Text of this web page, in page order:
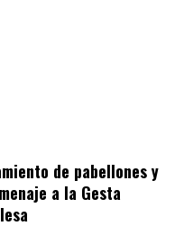
de pabellones y
a la Gesta